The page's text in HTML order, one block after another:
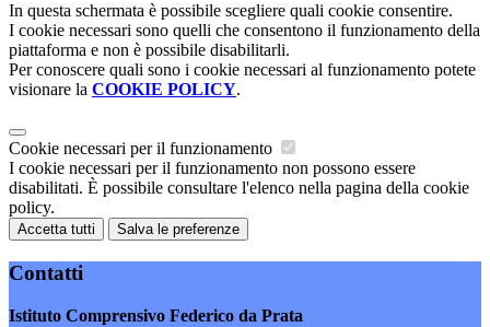
In questa schermata è possibile scegliere quali cookie consentire.
I cookie necessari sono quelli che consentono il funzionamento della
piattaforma e non è possibile disabilitarli.
Per conoscere quali sono i cookie necessari al funzionamento potete
visionare la COOKIE POLICY.
Cookie necessari per il funzionamento
I cookie necessari per il funzionamento non possono essere
disabilitati. È possibile consultare l'elenco nella pagina della cookie
policy.
Accetta tutti Salva le preferenze
Contatti
Istituto Comprensivo Federico da Prata